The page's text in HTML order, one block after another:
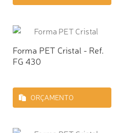
Forma PET Cristal - Ref.
FG 430
ORÇAMENTO